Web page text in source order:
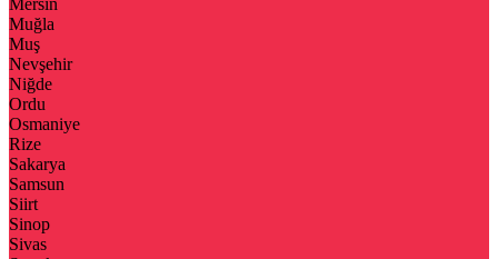
Mersin
Muğla
Muş
Nevşehir
Niğde
Ordu
Osmaniye
Rize
Sakarya
Samsun
Siirt
Sinop
Sivas